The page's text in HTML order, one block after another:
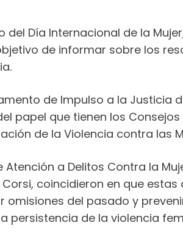
Día Internacional de la
de informar sobre los
de Impulso a la Justicia
papel que tienen los
de la Violencia contra las
a Delitos Contra la
coincidieron en que estas
del pasado y
persistencia de la violencia